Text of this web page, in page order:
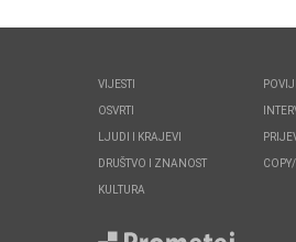
VIJESTI
OSVRTI
LJUDI I KRAJEVI
DRUŠTVO I ZNANOST
KULTURA